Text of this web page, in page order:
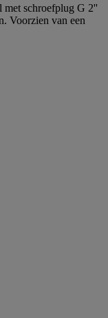
met schroefplug G 2''
Voorzien van een